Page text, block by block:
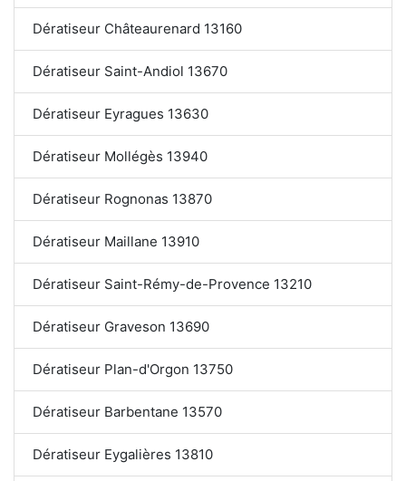
Dératiseur Châteaurenard 13160
Dératiseur Saint-Andiol 13670
Dératiseur Eyragues 13630
Dératiseur Mollégès 13940
Dératiseur Rognonas 13870
Dératiseur Maillane 13910
Dératiseur Saint-Rémy-de-Provence 13210
Dératiseur Graveson 13690
Dératiseur Plan-d'Orgon 13750
Dératiseur Barbentane 13570
Dératiseur Eygalières 13810